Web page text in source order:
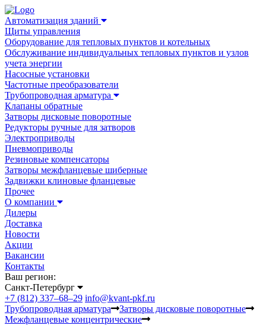
Автоматизация зданий
Щиты управления
Оборудование для тепловых пунктов и котельных
Обслуживание индивидуальных тепловых пунктов и узлов
учета энергии
Насосные установки
Частотные преобразователи
Трубопроводная арматура
Клапаны обратные
Затворы дисковые поворотные
Редукторы ручные для затворов
Электроприводы
Пневмоприводы
Резиновые компенсаторы
Затворы межфланцевые шиберные
Задвижки клиновые фланцевые
Прочее
О компании
Дилеры
Доставка
Новости
Акции
Вакансии
Контакты
Ваш регион:
Санкт-Петербург
+7 (812) 337–68–29 info@kvant-pkf.ru
Трубопроводная арматура
Затворы дисковые поворотные
Межфланцевые концентрические